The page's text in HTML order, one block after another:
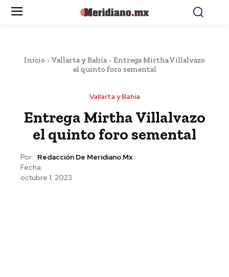
Inicio Vallarta y Bahía
Entrega Mirtha Villalvazo
el quinto foro semental
Vallarta y Bahía
Entrega Mirtha Villalvazo
el quinto foro semental
Por: Redacción De Meridiano.mx
Fecha:
octubre 1, 2023